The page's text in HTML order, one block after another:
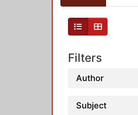
Filters
Author
Subject